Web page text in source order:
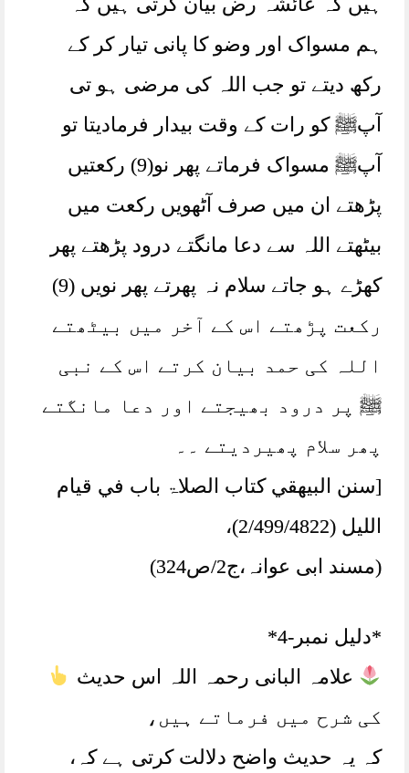
ہم مسواک اور وضو کا پانی تیار کر کے
رکھ دیتے تو جب اللہ کی مرضی ہو تی
آپﷺ کو رات کے وقت بیدار فرمادیتا تو
آپﷺ مسواک فرماتے پھر نو(9) رکعتیں
پڑھتے ان میں صرف آٹھویں رکعت میں
بیٹھتے اللہ سے دعا مانگتے درود پڑھتے پھر
کھڑے ہو جاتے سلام نہ پھرتے پھر نویں (9)
رکعت پڑھتے اس کے آخر میں بیٹھتے
اللہ کی حمد بیان کرتے اس کے نبی
ﷺ پر درود بھیجتے اور دعا مانگتے
پھر سلام پھیردیتے ۔۔
[سنن البيهقي کتاب الصلاۃ باب في قیام
اللیل (2/499/4822)،
(مسند ابی عوانہ،ج2/ص324)
*دلیل نمبر-4*
علامہ البانی رحمہ اللہ اس حدیث
کی شرح میں فرماتے ہیں،
کہ یہ حدیث واضح دلالت کرتی ہے کہ،